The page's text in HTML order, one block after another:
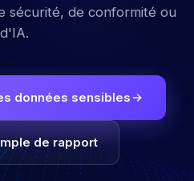
sécurité, de conformité ou
d'IA.
données sensibles
de rapport